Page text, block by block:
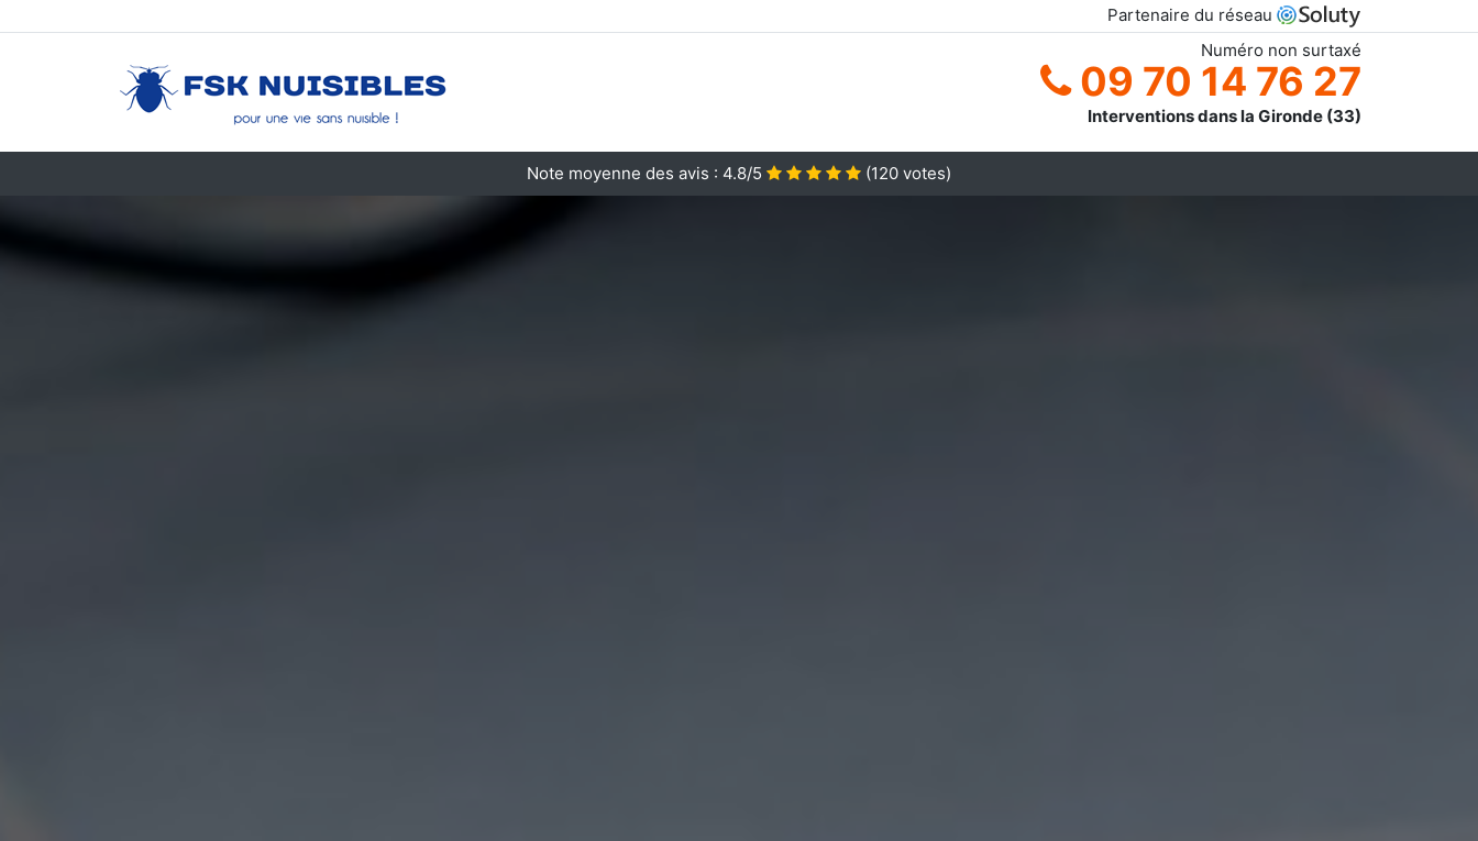
Partenaire du réseau
Numéro non surtaxé
09 70 14 76 27
Interventions dans la Gironde (33)
Note moyenne des avis : 4.8/5 (120 votes)